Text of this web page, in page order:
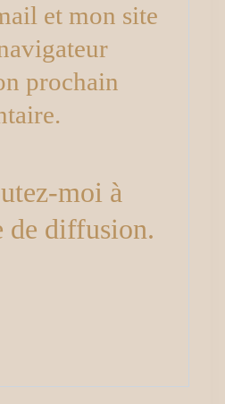
et mon site
prochain
moi à
de diffusion.